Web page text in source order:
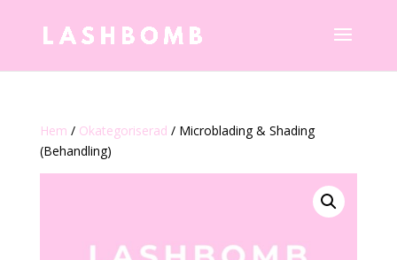
Hem / Okategoriserad / Microblading & Shading
(Behandling)